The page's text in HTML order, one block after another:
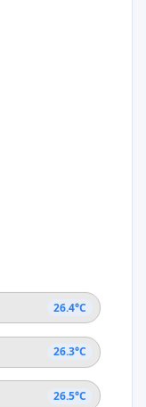
26.4°C
26.3°C
26.5°C